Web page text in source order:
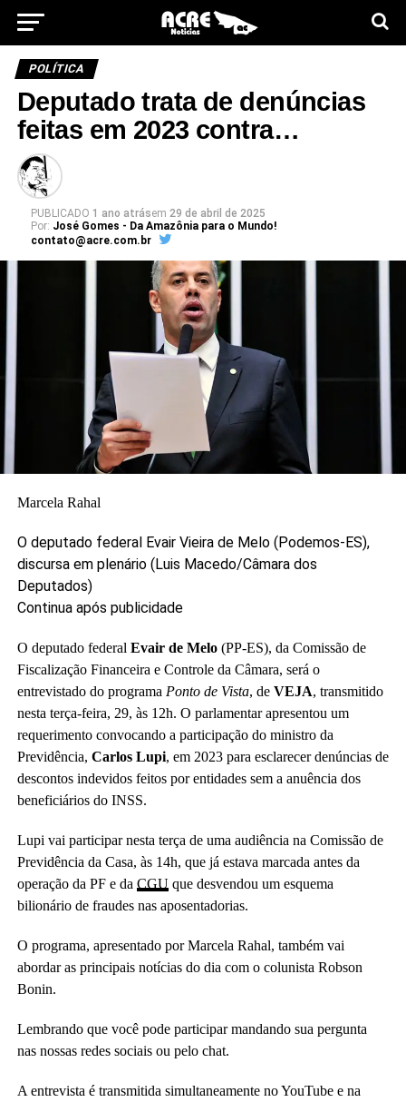
POLÍTICA
Deputado trata de denúncias
feitas em 2023 contra…
PUBLICADO 1 ano atrásem 29 de abril de 2025
Por: José Gomes - Da Amazônia para o Mundo!
contato@acre.com.br
Marcela Rahal
O deputado federal Evair Vieira de Melo (Podemos-ES),
discursa em plenário (Luis Macedo/Câmara dos
Deputados)
Continua após publicidade
O deputado federal Evair de Melo(PP-ES), da Comissão de
Fiscalização Financeira e Controle da Câmara, será o
entrevistado do programa Ponto de Vista, de VEJA, transmitido
nesta terça-feira, 29, às 12h. O parlamentar apresentou um
requerimento convocando a participação do ministro da
Previdência, Carlos Lupi, em 2023 para esclarecer denúncias de
descontos indevidos feitos por entidades sem a anuência dos
beneficiários do INSS.
Lupi vai participar nesta terça de uma audiência na Comissão de
Previdência da Casa, às 14h, que já estava marcada antes da
operação da PF e da CGUque desvendou um esquema
bilionário de fraudes nas aposentadorias.
O programa, apresentado por Marcela Rahal, também vai
abordar as principais notícias do dia com o colunista Robson
Bonin.
Lembrando que você pode participar mandando sua pergunta
nas nossas redes sociais ou pelo chat.
A entrevista é transmitida simultaneamente no YouTube e na